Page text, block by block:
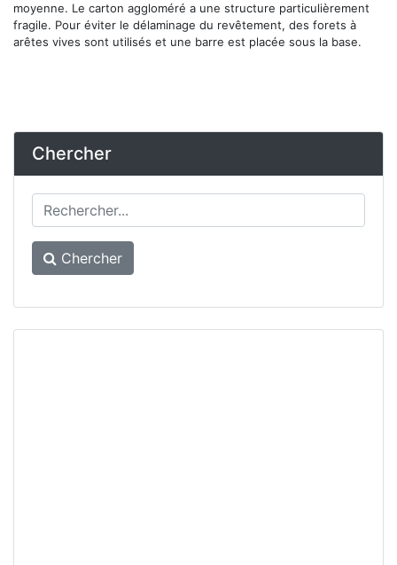
moyenne. Le carton aggloméré a une structure particulièrement
fragile. Pour éviter le délaminage du revêtement, des forets à
arêtes vives sont utilisés et une barre est placée sous la base.
Chercher
Chercher